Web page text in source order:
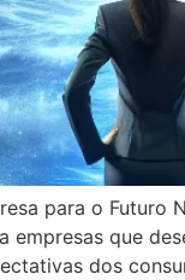
para o
empresas que
dos